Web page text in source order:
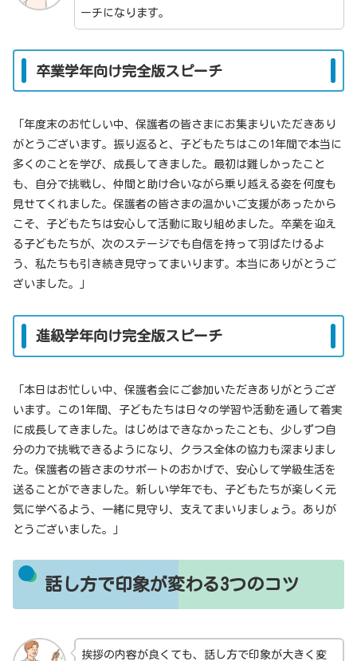
ーチになります。
卒業学年向け完全版スピーチ
「年度末のお忙しい中、保護者の皆さまにお集まりいただきあり
がとうございます。振り返ると、子どもたちはこの1年間で本当に
多くのことを学び、成長してきました。最初は難しかったこと
も、自分で挑戦し、仲間と助け合いながら乗り越える姿を何度も
見せてくれました。保護者の皆さまの温かいご支援があったから
こそ、子どもたちは安心して活動に取り組めました。卒業を迎え
る子どもたちが、次のステージでも自信を持って羽ばたけるよ
う、私たちも引き続き見守ってまいります。本当にありがとうご
ざいました。」
進級学年向け完全版スピーチ
「本日はお忙しい中、保護者会にご参加いただきありがとうござ
います。この1年間、子どもたちは日々の学習や活動を通して着実
に成長してきました。はじめはできなかったことも、少しずつ自
分の力で挑戦できるようになり、クラス全体の協力も深まりまし
た。保護者の皆さまのサポートのおかげで、安心して学級生活を
送ることができました。新しい学年でも、子どもたちが楽しく元
気に学べるよう、一緒に見守り、支えてまいりましょう。ありが
とうございました。」
話し方で印象が変わる3つのコツ
挨拶の内容が良くても、話し方で印象が大きく変